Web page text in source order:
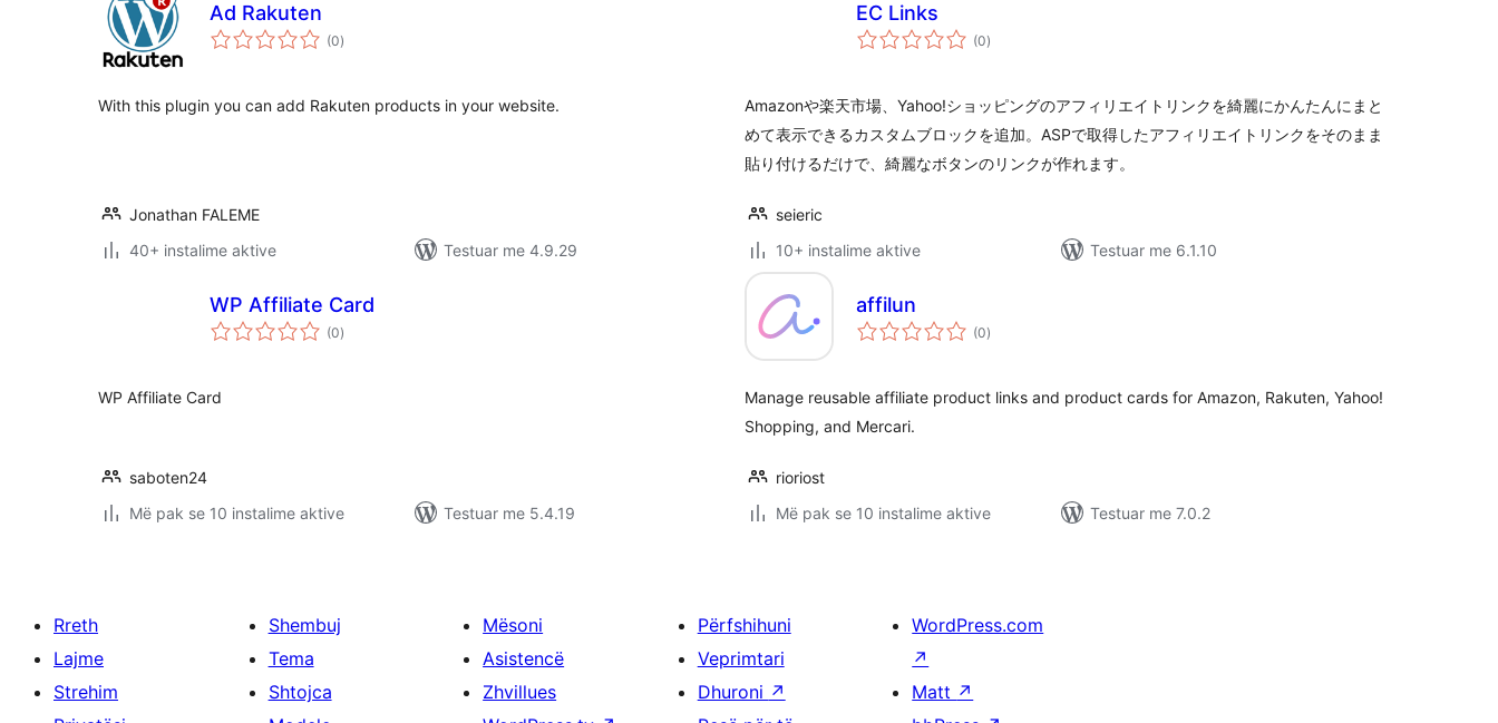
Ad Rakuten
(0vlerësime
gjithsej
)
With this plugin you can add Rakuten products in your website.
Jonathan FALEME
40+ instalime aktive
Testuar me 4.9.29
EC Links
(0vlerësime
gjithsej
)
Amazonや楽天市場、Yahoo!ショッピングのアフィリエイトリンクを綺麗にかんたんにまと
めて表示できるカスタムブロックを追加。ASPで取得したアフィリエイトリンクをそのまま
貼り付けるだけで、綺麗なボタンのリンクが作れます。
seieric
10+ instalime aktive
Testuar me 6.1.10
WP Affiliate Card
(0vlerësime
gjithsej
)
WP Affiliate Card
saboten24
Më pak se 10 instalime aktive
Testuar me 5.4.19
affilun
(0vlerësime
gjithsej
)
Manage reusable affiliate product links and product cards for Amazon, Rakuten, Yahoo!
Shopping, and Mercari.
rioriost
Më pak se 10 instalime aktive
Testuar me 7.0.2
Rreth
Lajme
Strehim
Shembuj
Tema
Shtojca
Mësoni
Asistencë
Zhvillues
Përfshihuni
Veprimtari
Dhuroni ↗
WordPress.com
↗
Matt ↗